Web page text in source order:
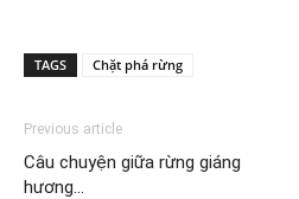
TAGS Chặt phá rừng
Previous article
Câu chuyện giữa rừng giáng
hương…